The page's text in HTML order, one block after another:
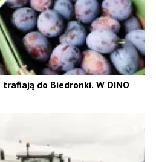
do Biedronki. W DINO